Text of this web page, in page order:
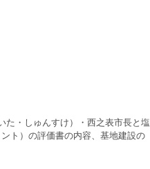
・しゅんすけ）・西之表市長と塩
ト）の評価書の内容、基地建設の